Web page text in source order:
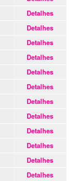
Detalhes
Detalhes
Detalhes
Detalhes
Detalhes
Detalhes
Detalhes
Detalhes
Detalhes
Detalhes
Detalhes
Detalhes